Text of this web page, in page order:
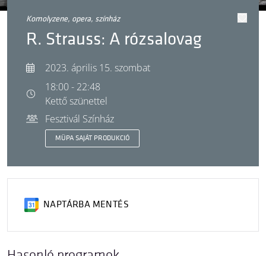
komolyzene, opera, színház
R. Strauss: A rózsalovag
2023. április 15. szombat
18:00 - 22:48
Kettő szünettel
Fesztivál Színház
MÜPA SAJÁT PRODUKCIÓ
NAPTÁRBA MENTÉS